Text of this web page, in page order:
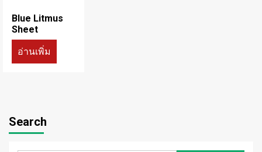
Blue Litmus
Sheet
อ่านเพิ่ม
Search